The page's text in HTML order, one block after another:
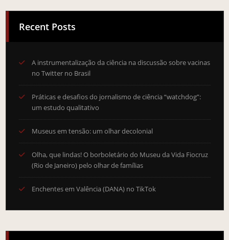
Recent Posts
A instrumentalização da ciência na discussão sobre vacinas
no Twitter no Brasil
Práticas e desafios do jornalismo de ciência “watchdog”:
um estudo qualitativo
Museus em tensão: um olhar decolonial
Olha, que lindas! O borboletário do Museu da Vida Fiocruz
(Rio de Janeiro) pelo olhar de famílias
Enchentes em Valência (DANA) no TikTok